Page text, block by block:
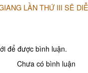
LẦN THỨ III SẼ
để được bình luận.
Chưa có bình luận
HighLand Coffee